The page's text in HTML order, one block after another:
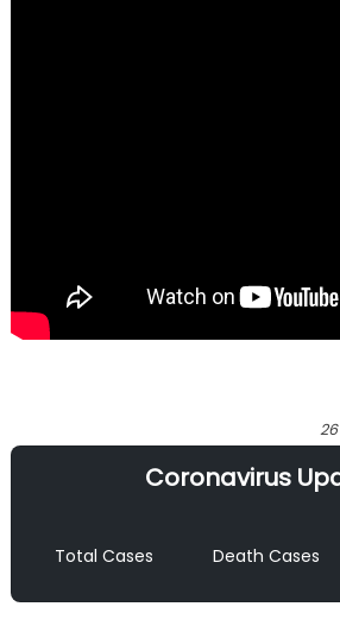
26
Coronavirus
Total Cases Death Cases